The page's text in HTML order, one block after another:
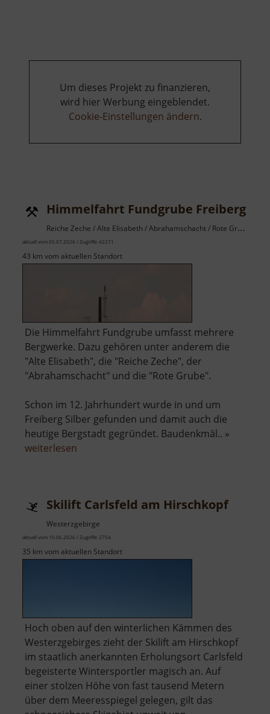
Um dieses Projekt zu finanzieren,
wird hier Werbung eingeblendet.
Cookie-Einstellungen ändern.
Himmelfahrt Fundgrube Freiberg
Reiche Zeche / Alte Elisabeth / Abrahamschacht / Rote Grube / Osterzgebirge
aktuell vom 05.07.2026 / Zugriffe: 42271
43 km vom aktuellen Standort
Die Himmelfahrt Fundgrube umfasst mehrere
Bergwerke. Dazu gehören unter anderem die
"Alte Elisabeth", die "Reiche Zeche", der
"Abrahamschacht" und die "Rote Grube".
Schon im 12. Jahrhundert wurde in und um
Freiberg Silber gefunden und damit auch die
heutige Bergstadt gegründet. Baudenkmäl.. »
weiterlesen
Skilift Carlsfeld am Hirschkopf
Westerzgebirge
aktuell vom 10.06.2026 / Zugriffe: 2754
35 km vom aktuellen Standort
Hoch oben auf den winterlichen Kämmen des
Westerzgebirges zieht der Skilift am Hirschkopf
im staatlich anerkannten Erholungsort Carlsfeld
begeisterte Wintersportler magisch an. Auf
einer stolzen Höhe von fast tausend Metern
über dem Meeresspiegel gelegen, gilt das